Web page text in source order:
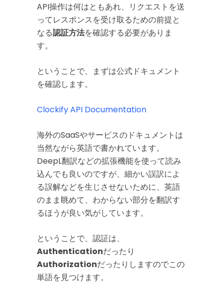
API操作は何はともあれ、リクエストを送
ってレスポンスを受け取るための前提と
なる認証方法を確認する必要がありま
す。
ということで、まずは公式ドキュメント
を確認します。
Clockify API Documentation
海外のSaaSやサービスのドキュメントは
当然ながら英語で書かれています。
DeepL翻訳などの拡張機能を使って読み
込んでも良いのですが、細かい誤訳によ
る誤解などを生じさせないために、英語
のまま眺めて、わからない部分を翻訳す
るほうが良い気がしています。
ということで、認証は、
Authenticationだったり
Authorizationだったりしますのでこの
単語を見つけます。